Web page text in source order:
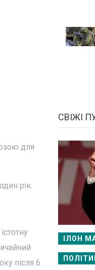
для
рік.
після 6
СВІЖІ
ІЛОН